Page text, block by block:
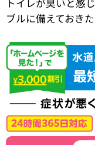
ブルに備えておき